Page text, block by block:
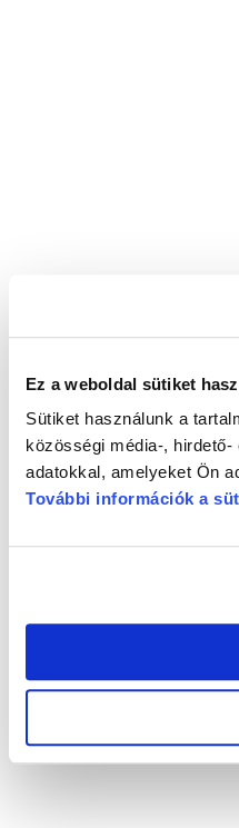
Ez a weboldal sütiket
Sütiket használunk a
közösségi média-,
adatokkal, amelyeket Ön
További információk a